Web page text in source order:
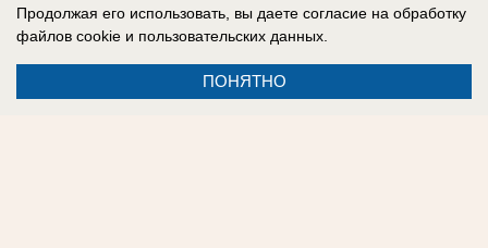
Продолжая его использовать, вы даете согласие на обработку
файлов cookie и пользовательских данных.
ПОНЯТНО